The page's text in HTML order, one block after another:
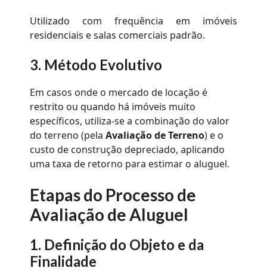
Utilizado com frequência em imóveis
residenciais e salas comerciais padrão.
3. Método Evolutivo
Em casos onde o mercado de locação é
restrito ou quando há imóveis muito
específicos, utiliza-se a combinação do valor
do terreno (pela Avaliação de Terreno) e o
custo de construção depreciado, aplicando
uma taxa de retorno para estimar o aluguel.
Etapas do Processo de
Avaliação de Aluguel
1. Definição do Objeto e da
Finalidade